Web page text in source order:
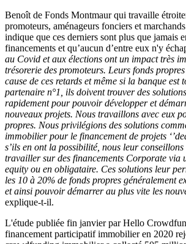
Benoît de Fonds Montmaur qui travaille
promoteurs, aménageurs fonciers et
indique que ces derniers sont plus que jamais
financements et qu’aucun d’entre eux n'y
au Covid et aux élections ont un impact très
trésorerie des promoteurs. Leurs fonds
cause de ces retards et même si la banque est
partenaire n°1, ils doivent trouver des
rapidement pour pouvoir développer et
nouveaux projets. Nous travaillons avec eux
propres. Nous privilégions des solutions
immobilier pour le financement de projets
s’ils en ont la possibilité, nous leur conseillons
travailler sur des financements Corporate via
equity ou en obligataire. Ces solutions leur
les 10 à 20% de fonds propres généralement
et ainsi pouvoir démarrer au plus vite les
explique-t-il.
L'étude publiée fin janvier par Hello
financement participatif immobilier en 2020